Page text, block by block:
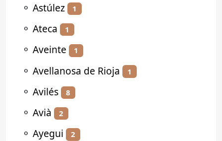
⚬ Astúlez 1
⚬ Ateca 1
⚬ Aveinte 1
⚬ Avellanosa de Rioja 1
⚬ Avilés 8
⚬ Avià 2
⚬ Ayegui 2